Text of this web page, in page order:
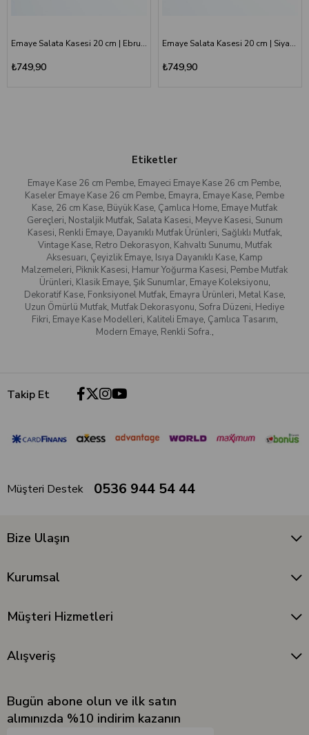
Emaye Salata Kasesi 20 cm | Ebruli Desen Siyah Beyaz
₺749,90
Emaye Salata Kasesi 20 cm | Siyah Kordon Beyaz
₺749,90
Etiketler
Emaye Kase 26 cm Pembe, Emayeci Emaye Kase 26 cm Pembe,
Kaseler Emaye Kase 26 cm Pembe, Emayra, Emaye Kase, Pembe
Kase, 26 cm Kase, Büyük Kase, Çamlıca Home, Emaye Mutfak
Gereçleri, Nostaljik Mutfak, Salata Kasesi, Meyve Kasesi, Sunum
Kasesi, Renkli Emaye, Dayanıklı Mutfak Ürünleri, Sağlıklı Mutfak,
Vintage Kase, Retro Dekorasyon, Kahvaltı Sunumu, Mutfak
Aksesuarı, Çeyizlik Emaye, Isıya Dayanıklı Kase, Kamp
Malzemeleri, Piknik Kasesi, Hamur Yoğurma Kasesi, Pembe Mutfak
Ürünleri, Klasik Emaye, Şık Sunumlar, Emaye Koleksiyonu,
Dekoratif Kase, Fonksiyonel Mutfak, Emayra Ürünleri, Metal Kase,
Uzun Ömürlü Mutfak, Mutfak Dekorasyonu, Sofra Düzeni, Hediye
Fikri, Emaye Kase Modelleri, Kaliteli Emaye, Çamlıca Tasarım,
Modern Emaye, Renkli Sofra.,
Takip Et
Müşteri Destek 0536 944 54 44
Bize Ulaşın
Kurumsal
Müşteri Hizmetleri
Alışveriş
Bugün abone olun ve ilk satın
alımınızda %10 indirim kazanın